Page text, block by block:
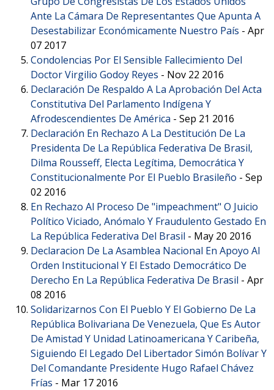
Ante La Cámara De Representantes Que Apunta A
Desestabilizar Económicamente Nuestro País - Apr
07 2017
Condolencias Por El Sensible Fallecimiento Del
Doctor Virgilio Godoy Reyes - Nov 22 2016
Declaración De Respaldo A La Aprobación Del Acta
Constitutiva Del Parlamento Indígena Y
Afrodescendientes De América - Sep 21 2016
Declaración En Rechazo A La Destitución De La
Presidenta De La República Federativa De Brasil,
Dilma Rousseff, Electa Legítima, Democrática Y
Constitucionalmente Por El Pueblo Brasileño - Sep
02 2016
En Rechazo Al Proceso De "impeachment" O Juicio
Político Viciado, Anómalo Y Fraudulento Gestado En
La República Federativa Del Brasil - May 20 2016
Declaracion De La Asamblea Nacional En Apoyo Al
Orden Institucional Y El Estado Democrático De
Derecho En La República Federativa De Brasil - Apr
08 2016
Solidarizarnos Con El Pueblo Y El Gobierno De La
República Bolivariana De Venezuela, Que Es Autor
De Amistad Y Unidad Latinoamericana Y Caribeña,
Siguiendo El Legado Del Libertador Simón Bolívar Y
Del Comandante Presidente Hugo Rafael Chávez
Frías - Mar 17 2016